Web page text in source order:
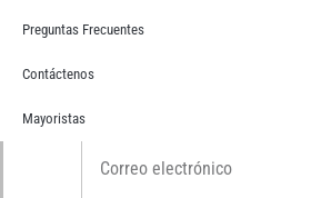
Preguntas Frecuentes
Contáctenos
Mayoristas
Suscríbete
Correo electrónico